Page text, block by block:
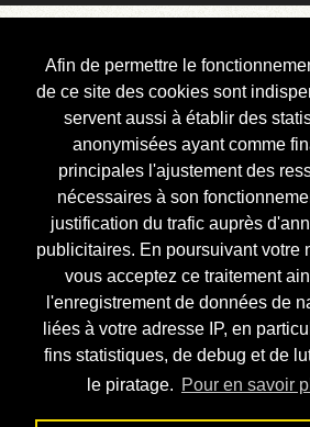
Afin de permettre le
de ce site des cookies sont
servent aussi à établir des
anonymisées ayant comme
principales l'ajustement des
nécessaires à son
justification du trafic auprès
publicitaires. En poursuivant votre
vous acceptez ce traitement
l'enregistrement de données de
liées à votre adresse IP, en
fins statistiques, de debug et de
le piratage. Pour en savoir
Courbis, « LE »
Blog Officiel
Bienvenue
Réalisations
Divers (et d’été)
Annonces
Liens externes
Téléchargement
Contact